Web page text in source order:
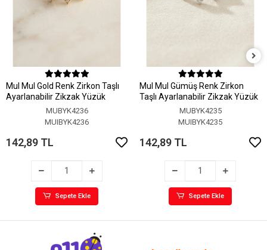
MuI MuI Gold Renk Zirkon Taşlı
Ayarlanabilir Zikzak Yüzük
MUBYK4236
MUIBYK4236
142,89 TL
Sepete Ekle
MuI MuI Gümüş Renk Zirkon
Taşlı Ayarlanabilir Zikzak Yüzük
MUBYK4235
MUIBYK4235
142,89 TL
Sepete Ekle